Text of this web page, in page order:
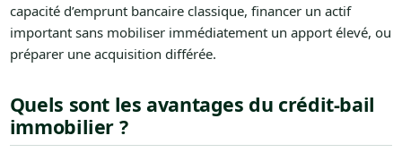
capacité d’emprunt bancaire classique, financer un actif
important sans mobiliser immédiatement un apport élevé, ou
préparer une acquisition différée.
Quels sont les avantages du crédit-bail
immobilier ?